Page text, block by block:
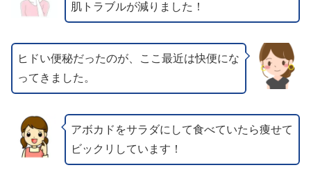
肌トラブルが減りました！
ヒドい便秘だったのが、ここ最近は快便にな
ってきました。
アボカドをサラダにして食べていたら痩せて
ビックリしています！